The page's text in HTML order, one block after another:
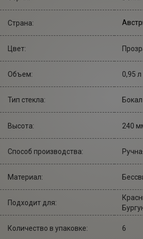
Страна:
Цвет:
Объем: 0,95 л
Тип стекла: Бокал
Высота: 240
Cпособ производства:
Материал:
Подходит для:
Количество в упаковке: 6